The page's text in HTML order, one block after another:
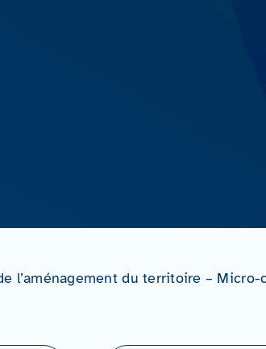
l’aménagement du territoire –